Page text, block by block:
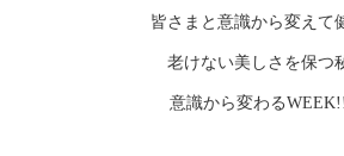
皆さまと意識から変えて
老けない美しさを保つ
意識から変わる